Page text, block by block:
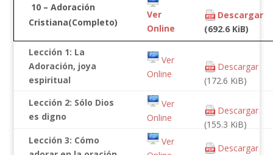
10 – Adoración
Cristiana(Completo)
Ver
Online
Descargar
(692.6 KiB)
Lección 1: La
Adoración, joya
espiritual
Ver
Online
Descargar
(172.6 KiB)
Lección 2: Sólo Dios
es digno
Ver
Online
Descargar
(155.3 KiB)
Lección 3: Cómo
Ver
Descargar